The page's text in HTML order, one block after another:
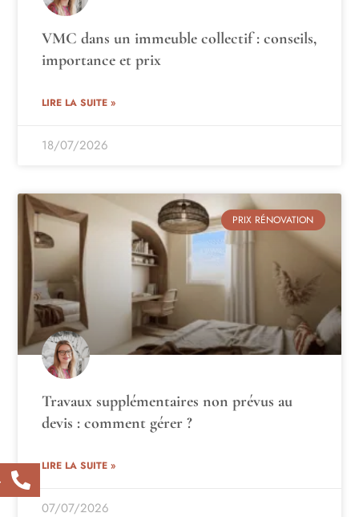
VMC dans un immeuble collectif : conseils,
importance et prix
LIRE LA SUITE »
18/07/2026
PRIX RÉNOVATION
Travaux supplémentaires non prévus au
devis : comment gérer ?
LIRE LA SUITE »
07/07/2026